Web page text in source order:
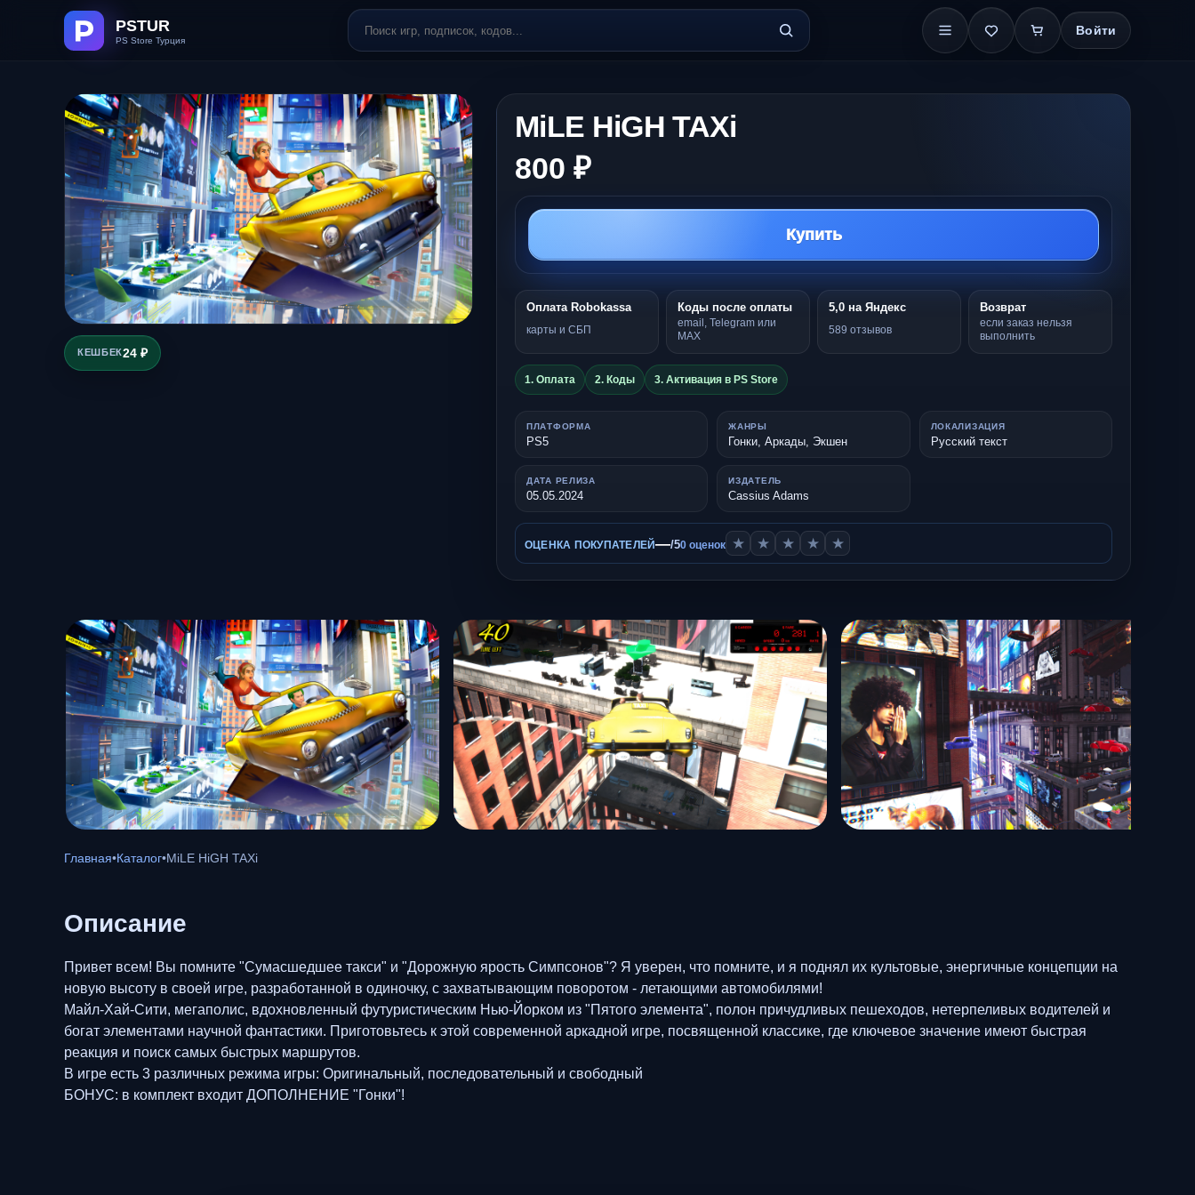
Войти
КЕШБЕК24 ₽
MiLE HiGH TAXi
800 ₽
Купить
Оплата Robokassa
карты и СБП
Коды после оплаты
email, Telegram или
MAX
5,0 на Яндекс
589 отзывов
Возврат
если заказ нельзя
выполнить
1. Оплата 2. Коды 3. Активация в PS Store
ПЛАТФОРМА
PS5
ЖАНРЫ
Гонки, Аркады, Экшен
ЛОКАЛИЗАЦИЯ
Русский текст
ДАТА РЕЛИЗА
05.05.2024
ИЗДАТЕЛЬ
Cassius Adams
ОЦЕНКА ПОКУПАТЕЛЕЙ—/50 оценок ★ ★ ★ ★ ★
Главная•Каталог•MiLE HiGH TAXi
Описание
Привет всем! Вы помните "Сумасшедшее такси" и "Дорожную ярость Симпсонов"? Я уверен, что помните, и я поднял их культовые, энергичные концепции на
новую высоту в своей игре, разработанной в одиночку, с захватывающим поворотом - летающими автомобилями!
Майл-Хай-Сити, мегаполис, вдохновленный футуристическим Нью-Йорком из "Пятого элемента", полон причудливых пешеходов, нетерпеливых водителей и
богат элементами научной фантастики. Приготовьтесь к этой современной аркадной игре, посвященной классике, где ключевое значение имеют быстрая
реакция и поиск самых быстрых маршрутов.
В игре есть 3 различных режима игры: Оригинальный, последовательный и свободный
БОНУС: в комплект входит ДОПОЛНЕНИЕ "Гонки"!